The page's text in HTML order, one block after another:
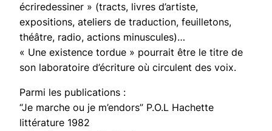
écriredessiner » (tracts, livres d’artiste,
expositions, ateliers de traduction, feuilletons,
théâtre, radio, actions minuscules)…
« Une existence tordue » pourrait être le titre de
son laboratoire d’écriture où circulent des voix.
Parmi les publications :
“Je marche ou je m’endors” P.O.L Hachette
littérature 1982